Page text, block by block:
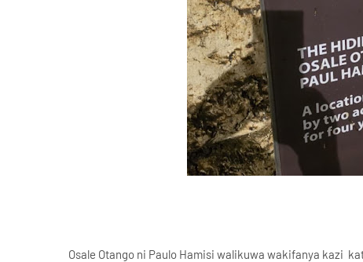
Osale Otango ni Paulo Hamisi walikuwa wakifanya kazi